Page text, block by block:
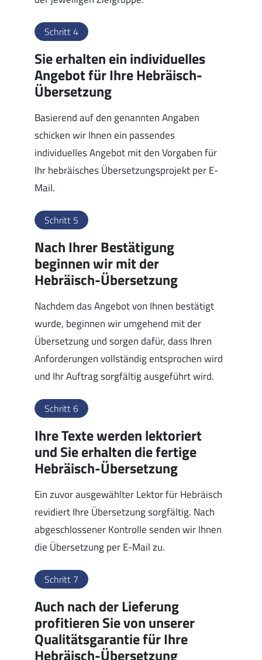
Schritt 4
Sie erhalten ein individuelles
Angebot für Ihre Hebräisch-
Übersetzung
Basierend auf den genannten Angaben
schicken wir Ihnen ein passendes
individuelles Angebot mit den Vorgaben für
Ihr hebräisches Übersetzungsprojekt per E-
Mail.
Schritt 5
Nach Ihrer Bestätigung
beginnen wir mit der
Hebräisch-Übersetzung
Nachdem das Angebot von Ihnen bestätigt
wurde, beginnen wir umgehend mit der
Übersetzung und sorgen dafür, dass Ihren
Anforderungen vollständig entsprochen wird
und Ihr Auftrag sorgfältig ausgeführt wird.
Schritt 6
Ihre Texte werden lektoriert
und Sie erhalten die fertige
Hebräisch-Übersetzung
Ein zuvor ausgewählter Lektor für Hebräisch
revidiert Ihre Übersetzung sorgfältig. Nach
abgeschlossener Kontrolle senden wir Ihnen
die Übersetzung per E-Mail zu.
Schritt 7
Auch nach der Lieferung
profitieren Sie von unserer
Qualitätsgarantie für Ihre
Hebräisch-Übersetzung